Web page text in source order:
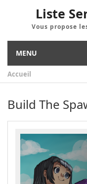
Liste
Vous propose
MENU
Accueil
Build The